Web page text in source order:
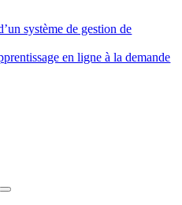
système de gestion de
en ligne à la demande